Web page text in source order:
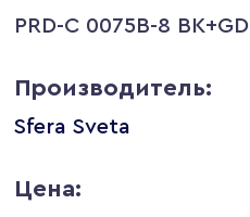
PRD-C 0075B-8 BK+GD
Производитель:
Sfera Sveta
Цена: